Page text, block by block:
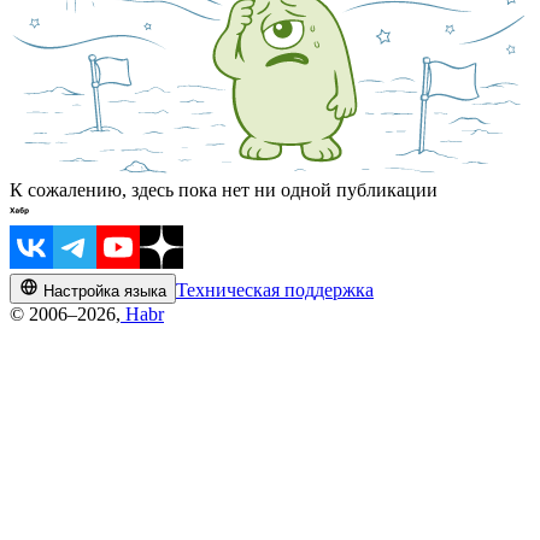
К сожалению, здесь пока нет ни одной публикации
Настройка языка Техническая поддержка
© 2006–2026, Habr